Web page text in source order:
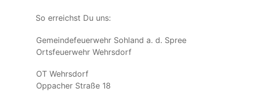
So erreichst Du uns:
Gemeindefeuerwehr Sohland a. d. Spree
Ortsfeuerwehr Wehrsdorf
OT Wehrsdorf
Oppacher Straße 18